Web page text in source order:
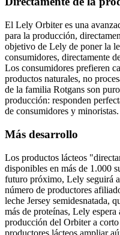
El Lely Orbiter es una
para la producción,
objetivo de Lely de poner la
consumidores, directamente
Los consumidores prefieren
productos naturales, no
de la familia Rotgans son
producción: responden
de consumidores y minoristas.
Más desarrollo
Los productos lácteos
disponibles en más de 1.000
futuro próximo, Lely seguirá
número de productores
leche Jersey semidesnatada,
más de proteínas, Lely
producción del Orbiter a
productores lácteos ampliar